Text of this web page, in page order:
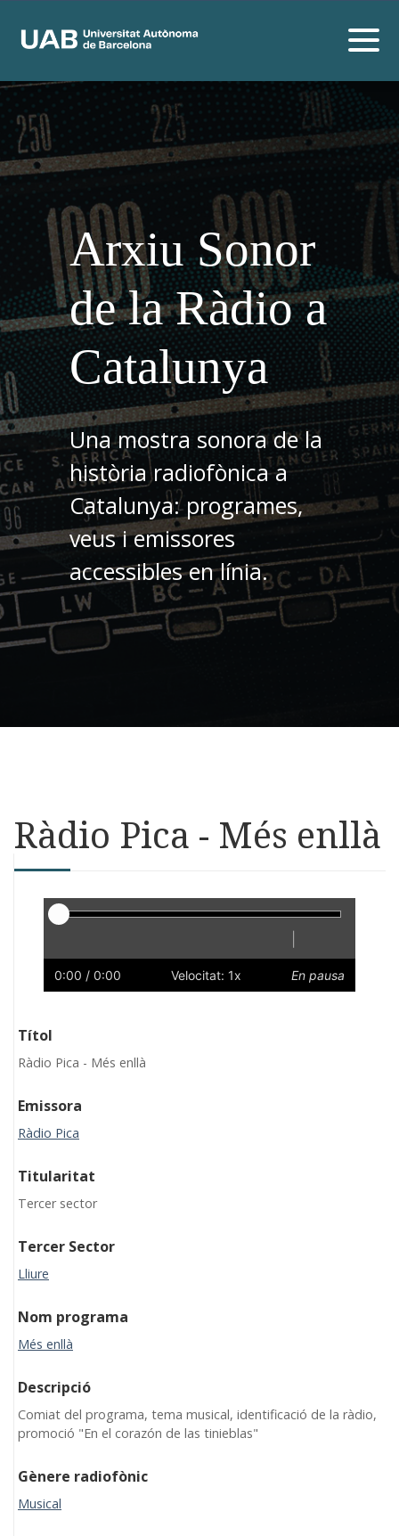
Arxiu Sonor
de la Ràdio a
Catalunya
Una mostra sonora de la
història radiofònica a
Catalunya: programes,
veus i emissores
accessibles en línia.
Ràdio Pica - Més enllà
Reproductor
Lent
0:00 / 0:00 Velocitat: 1x En pausa
Títol
Ràdio Pica - Més enllà
Emissora
Ràdio Pica
Titularitat
Tercer sector
Tercer Sector
Lliure
Nom programa
Més enllà
Descripció
Comiat del programa, tema musical, identificació de la ràdio,
promoció "En el corazón de las tinieblas"
Gènere radiofònic
Musical